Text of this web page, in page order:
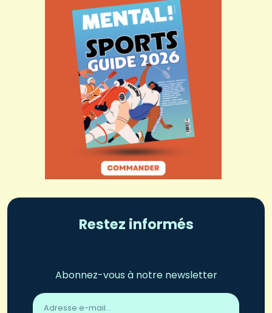
Restez informés
Abonnez-vous à notre newsletter
Adresse
email